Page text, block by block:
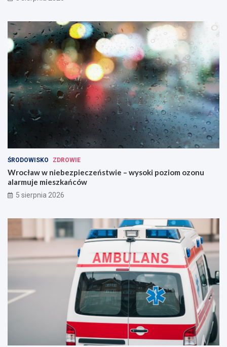
ŚRODOWISKO ZDROWIE
Wrocław w niebezpieczeństwie – wysoki poziom ozonu
alarmuje mieszkańców
5 sierpnia 2026